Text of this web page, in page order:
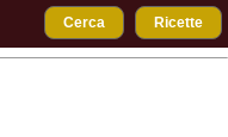
Cerca Ricette